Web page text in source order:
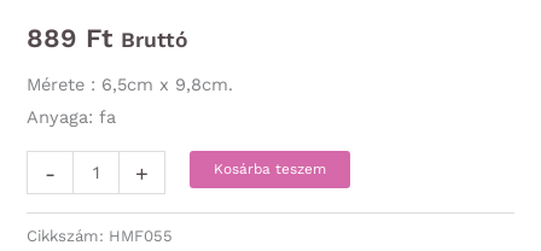
889 Ft Bruttó
Mérete : 6,5cm x 9,8cm.
Anyaga: fa
-
Hűtőmágnes
-
Boldog
+ Kosárba teszem
Cikkszám: HMF055